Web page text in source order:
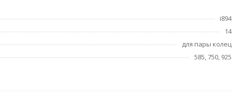
i894
14
для пары колец
585, 750, 925